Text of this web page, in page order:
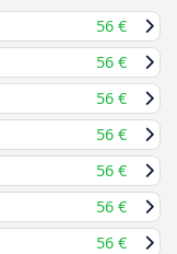
56 €
56 €
56 €
56 €
56 €
56 €
56 €